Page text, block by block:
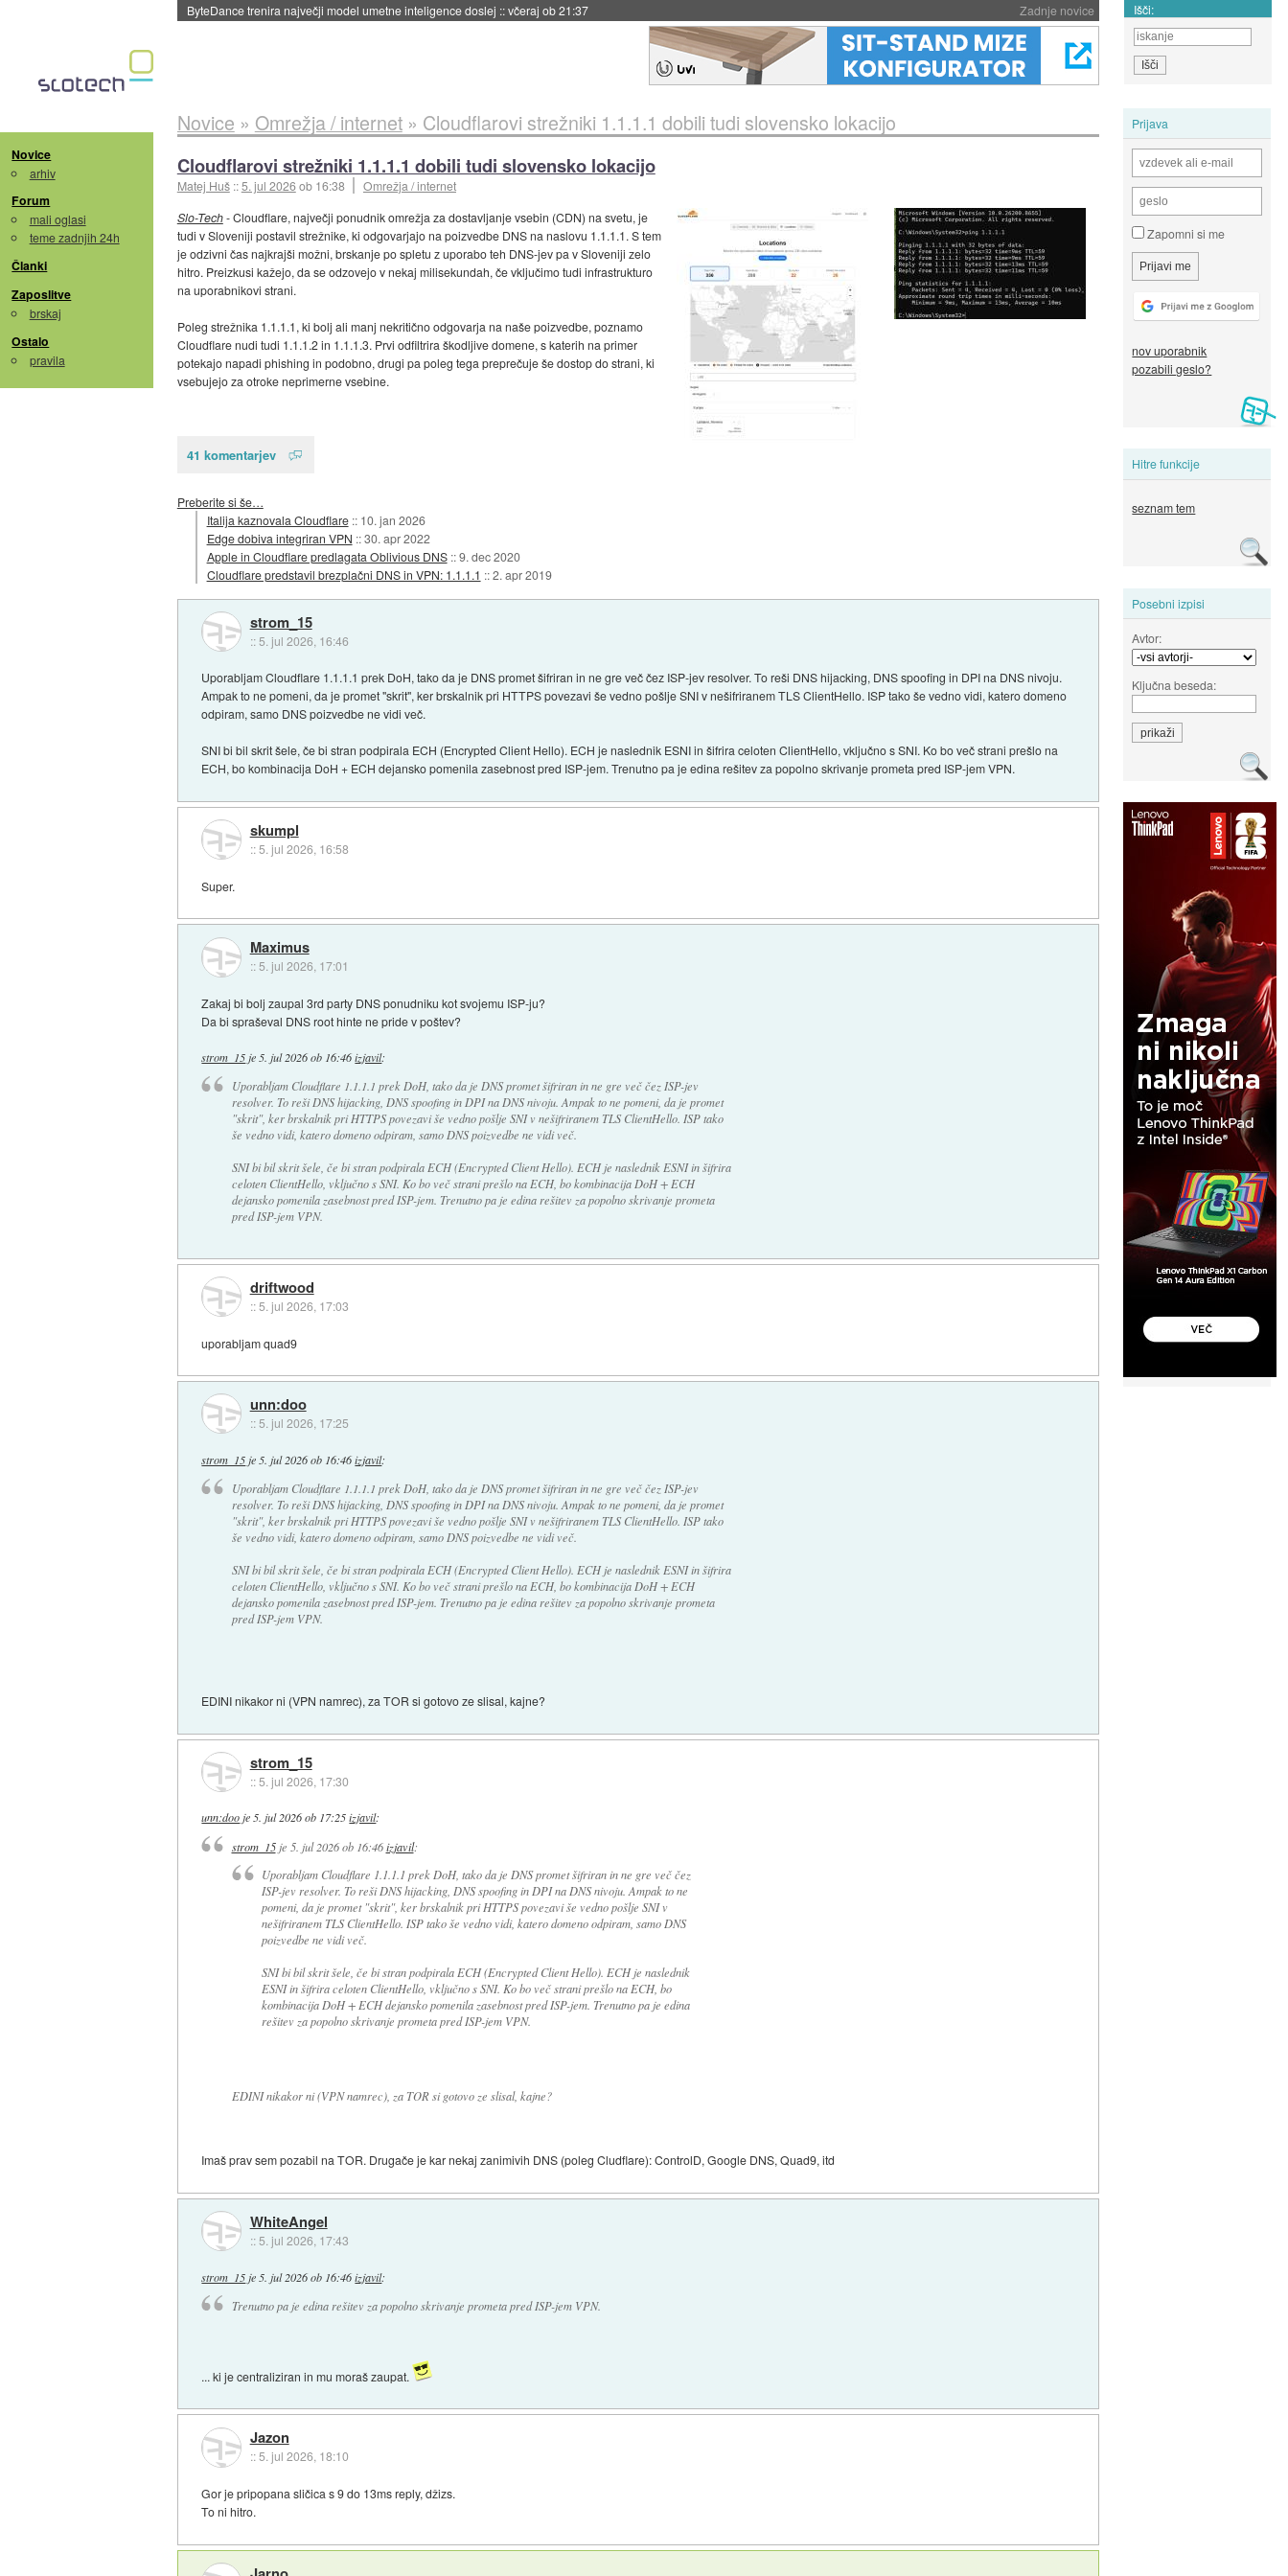
Zadnje novice
Spletne strani začele streči oglase za agente umetne inteligence::včeraj ob 21:23 Išči:
Novice
arhiv
Forum
mali oglasi
teme zadnjih 24h
Članki
Zaposlitve
brskaj
Ostalo
pravila
Prijava
Zapomni si me
nov uporabnik
pozabili geslo?
Hitre funkcije
seznam tem
Posebni izpisi
Avtor:
Ključna beseda:
Novice » Omrežja / internet» Cloudflarovi strežniki 1.1.1.1 dobili tudi slovensko lokacijo
Cloudflarovi strežniki 1.1.1.1 dobili tudi slovensko lokacijo
Matej Huš ::5. jul 2026ob 16:38
Omrežja / internet
Slo-Tech- Cloudflare, največji ponudnik omrežja za dostavljanje vsebin (CDN) na svetu, je
tudi v Sloveniji postavil strežnike, ki odgovarjajo na poizvedbe DNS na naslovu 1.1.1.1. S tem
je odzivni čas najkrajši možni, brskanje po spletu z uporabo teh DNS-jev pa v Sloveniji zelo
hitro. Preizkusi kažejo, da se odzovejo v nekaj milisekundah, če vključimo tudi infrastrukturo
na uporabnikovi strani.
Poleg strežnika 1.1.1.1, ki bolj ali manj nekritično odgovarja na naše poizvedbe, poznamo
Cloudflare nudi tudi 1.1.1.2 in 1.1.1.3. Prvi odfiltrira škodljive domene, s katerih na primer
potekajo napadi phishing in podobno, drugi pa poleg tega preprečuje še dostop do strani, ki
vsebujejo za otroke neprimerne vsebine.
41 komentarjev
Preberite si še…
Italija kaznovala Cloudflare :: 10. jan 2026
Edge dobiva integriran VPN ::30. apr 2022
Apple in Cloudflare predlagata Oblivious DNS ::9. dec 2020
Cloudflare predstavil brezplačni DNS in VPN: 1.1.1.1 ::2. apr 2019
strom_15
:: 5. jul 2026, 16:46
Uporabljam Cloudflare 1.1.1.1 prek DoH, tako da je DNS promet šifriran in ne gre več čez ISP-jev resolver. To reši DNS hijacking, DNS spoofing in DPI na DNS nivoju.
Ampak to ne pomeni, da je promet "skrit", ker brskalnik pri HTTPS povezavi še vedno pošlje SNI v nešifriranem TLS ClientHello. ISP tako še vedno vidi, katero domeno
odpiram, samo DNS poizvedbe ne vidi več.
SNI bi bil skrit šele, če bi stran podpirala ECH (Encrypted Client Hello). ECH je naslednik ESNI in šifrira celoten ClientHello, vključno s SNI. Ko bo več strani prešlo na
ECH, bo kombinacija DoH + ECH dejansko pomenila zasebnost pred ISP-jem. Trenutno pa je edina rešitev za popolno skrivanje prometa pred ISP-jem VPN.
skumpl
::5. jul 2026, 16:58
Super.
Maximus
:: 5. jul 2026, 17:01
Zakaj bi bolj zaupal 3rd party DNS ponudniku kot svojemu ISP-ju?
Da bi spraševal DNS root hinte ne pride v poštev?
strom_15 je 5. jul 2026 ob 16:46 izjavil:
Uporabljam Cloudflare 1.1.1.1 prek DoH, tako da je DNS promet šifriran in ne gre več čez ISP-jev
resolver. To reši DNS hijacking, DNS spoofing in DPI na DNS nivoju. Ampak to ne pomeni, da je promet
"skrit", ker brskalnik pri HTTPS povezavi še vedno pošlje SNI v nešifriranem TLS ClientHello. ISP tako
še vedno vidi, katero domeno odpiram, samo DNS poizvedbe ne vidi več.
SNI bi bil skrit šele, če bi stran podpirala ECH (Encrypted Client Hello). ECH je naslednik ESNI in šifrira
celoten ClientHello, vključno s SNI. Ko bo več strani prešlo na ECH, bo kombinacija DoH + ECH
dejansko pomenila zasebnost pred ISP-jem. Trenutno pa je edina rešitev za popolno skrivanje prometa
pred ISP-jem VPN.
driftwood
::5. jul 2026, 17:03
uporabljam quad9
unn:doo
:: 5. jul 2026, 17:25
strom_15 je 5. jul 2026 ob 16:46 izjavil:
Uporabljam Cloudflare 1.1.1.1 prek DoH, tako da je DNS promet šifriran in ne gre več čez ISP-jev
resolver. To reši DNS hijacking, DNS spoofing in DPI na DNS nivoju. Ampak to ne pomeni, da je promet
"skrit", ker brskalnik pri HTTPS povezavi še vedno pošlje SNI v nešifriranem TLS ClientHello. ISP tako
še vedno vidi, katero domeno odpiram, samo DNS poizvedbe ne vidi več.
SNI bi bil skrit šele, če bi stran podpirala ECH (Encrypted Client Hello). ECH je naslednik ESNI in šifrira
celoten ClientHello, vključno s SNI. Ko bo več strani prešlo na ECH, bo kombinacija DoH + ECH
dejansko pomenila zasebnost pred ISP-jem. Trenutno pa je edina rešitev za popolno skrivanje prometa
pred ISP-jem VPN.
EDINI nikakor ni (VPN namrec), za TOR si gotovo ze slisal, kajne?
strom_15
::5. jul 2026, 17:30
unn:dooje5. jul 2026 ob 17:25 izjavil:
strom_15je 5. jul 2026 ob 16:46 izjavil:
Uporabljam Cloudflare 1.1.1.1 prek DoH, tako da je DNS promet šifriran in ne gre več čez
ISP-jev resolver. To reši DNS hijacking, DNS spoofing in DPI na DNS nivoju. Ampak to ne
pomeni, da je promet "skrit", ker brskalnik pri HTTPS povezavi še vedno pošlje SNI v
nešifriranem TLS ClientHello. ISP tako še vedno vidi, katero domeno odpiram, samo DNS
poizvedbe ne vidi več.
SNI bi bil skrit šele, če bi stran podpirala ECH (Encrypted Client Hello). ECH je naslednik
ESNI in šifrira celoten ClientHello, vključno s SNI. Ko bo več strani prešlo na ECH, bo
kombinacija DoH + ECH dejansko pomenila zasebnost pred ISP-jem. Trenutno pa je edina
rešitev za popolno skrivanje prometa pred ISP-jem VPN.
EDINI nikakor ni (VPN namrec), za TOR si gotovo ze slisal, kajne?
Imaš prav sem pozabil na TOR. Drugače je kar nekaj zanimivih DNS (poleg Cludflare): ControlD, Google DNS, Quad9, itd
WhiteAngel
:: 5. jul 2026, 17:43
strom_15 je 5. jul 2026 ob 16:46 izjavil:
Trenutno pa je edina rešitev za popolno skrivanje prometa pred ISP-jem VPN.
... ki je centraliziran in mu moraš zaupat.
Jazon
::5. jul 2026, 18:10
Gor je pripopana sličica s 9 do 13ms reply, džizs.
To ni hitro.